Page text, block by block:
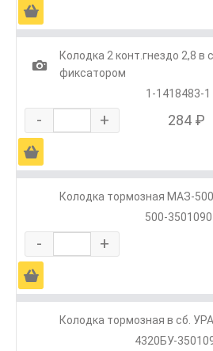
Ä
1
Колодка 2 конт.гнездо 2,8
фиксатором
1-1418483-1
- + 284 ₽
Ä
Колодка тормозная МАЗ-
500-3501090
- +
Ä
Колодка тормозная в сб.
4320БУ-